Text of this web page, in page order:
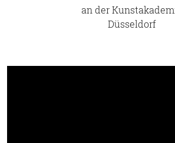
an der
Düsseldorf